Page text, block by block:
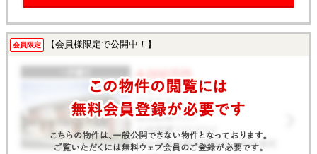
会員限定 【会員様限定で公開中！】